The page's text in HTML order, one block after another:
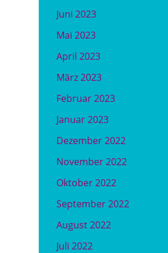
Juni 2023
Mai 2023
April 2023
März 2023
Februar 2023
Januar 2023
Dezember 2022
November 2022
Oktober 2022
September 2022
August 2022
Juli 2022